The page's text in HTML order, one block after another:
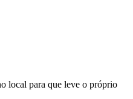
local para que leve o próprio